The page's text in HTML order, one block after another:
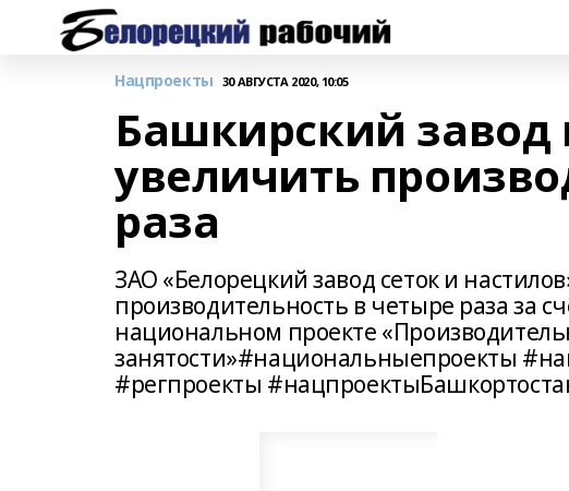
Нацпроекты 30 АВГУСТА 2020, 10:05
Башкирский завод
увеличить
раза
ЗАО «Белорецкий завод сеток и
производительность в четыре раза за
национальном проекте
занятости»#национальныепроекты
#регпроекты